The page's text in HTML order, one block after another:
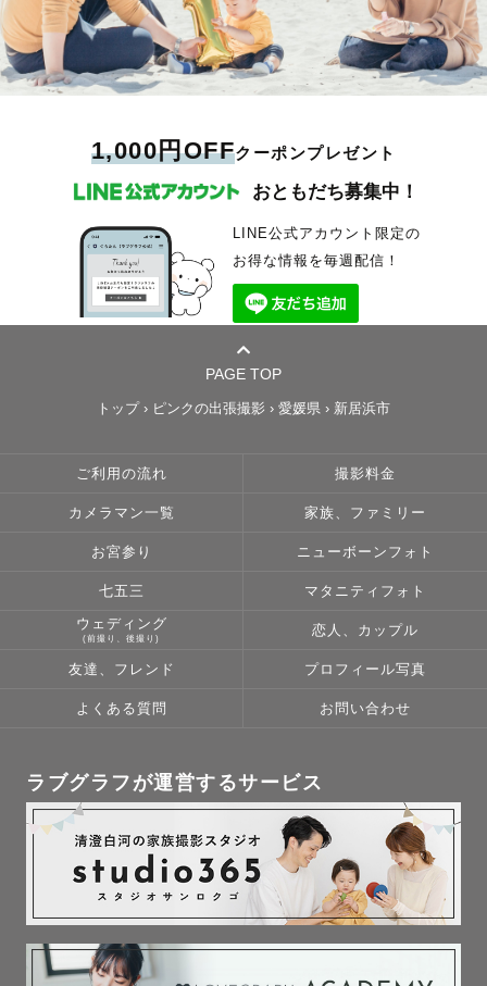
1,000円OFFクーポンプレゼント
おともだち募集中！
LINE公式アカウント限定の
お得な情報を毎週配信！
PAGE TOP
トップ › ピンクの出張撮影 › 愛媛県 › 新居浜市
ご利用の流れ 撮影料金
カメラマン一覧 家族、ファミリー
お宮参り ニューボーンフォト
七五三 マタニティフォト
ウェディング
(前撮り、後撮り)
恋人、カップル
友達、フレンド プロフィール写真
よくある質問 お問い合わせ
ラブグラフが運営するサービス